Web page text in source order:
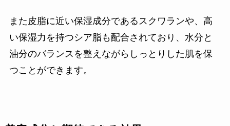
また皮脂に近い保湿成分であるスクワランや、高
い保湿力を持つシア脂も配合されており、水分と
油分のバランスを整えながらしっとりした肌を保
つことができます。